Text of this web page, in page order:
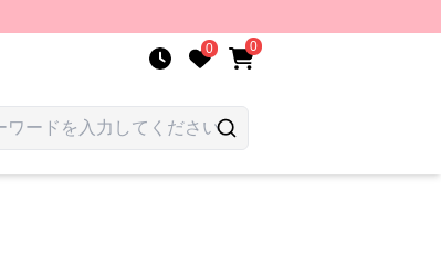
0 0